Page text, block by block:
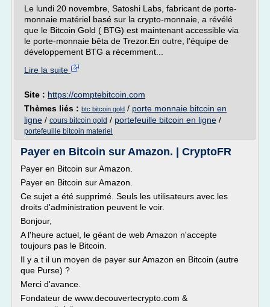
Le lundi 20 novembre, Satoshi Labs, fabricant de porte-
monnaie matériel basé sur la crypto-monnaie, a révélé
que le Bitcoin Gold ( BTG) est maintenant accessible via
le porte-monnaie bêta de Trezor.En outre, l'équipe de
développement BTG a récemment...
Lire la suite
Site : https://comptebitcoin.com
Thèmes liés : btc bitcoin gold / porte monnaie bitcoin en
ligne / cours bitcoin gold / portefeuille bitcoin en ligne /
portefeuille bitcoin materiel
Payer en Bitcoin sur Amazon. | CryptoFR
Payer en Bitcoin sur Amazon.
Payer en Bitcoin sur Amazon.
Ce sujet a été supprimé. Seuls les utilisateurs avec les
droits d'administration peuvent le voir.
Bonjour,
A l'heure actuel, le géant de web Amazon n'accepte
toujours pas le Bitcoin.
Il y a t il un moyen de payer sur Amazon en Bitcoin (autre
que Purse) ?
Merci d'avance.
Fondateur de www.decouvertecrypto.com &